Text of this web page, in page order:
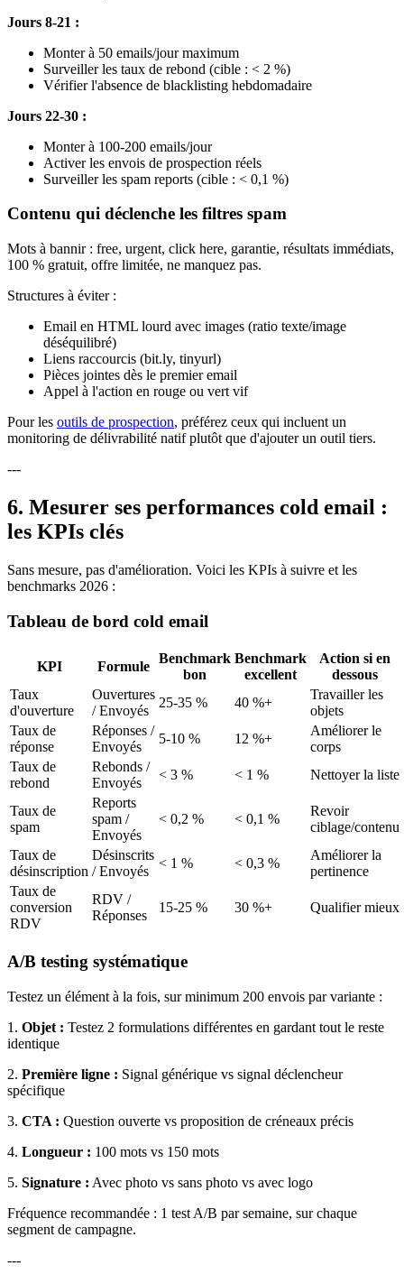
Jours 8-21 :
Monter à 50 emails/jour maximum
Surveiller les taux de rebond (cible : < 2 %)
Vérifier l'absence de blacklisting hebdomadaire
Jours 22-30 :
Monter à 100-200 emails/jour
Activer les envois de prospection réels
Surveiller les spam reports (cible : < 0,1 %)
Contenu qui déclenche les filtres spam
Mots à bannir : free, urgent, click here, garantie, résultats immédiats,
100 % gratuit, offre limitée, ne manquez pas.
Structures à éviter :
Email en HTML lourd avec images (ratio texte/image
déséquilibré)
Liens raccourcis (bit.ly, tinyurl)
Pièces jointes dès le premier email
Appel à l'action en rouge ou vert vif
Pour les outils de prospection, préférez ceux qui incluent un
monitoring de délivrabilité natif plutôt que d'ajouter un outil tiers.
---
6. Mesurer ses performances cold email :
les KPIs clés
Sans mesure, pas d'amélioration. Voici les KPIs à suivre et les
benchmarks 2026 :
Tableau de bord cold email
KPI Formule
Benchmark
bon
Benchmark
excellent
Action si en
dessous
Taux
d'ouverture
Ouvertures
/ Envoyés
25-35 % 40 %+
Travailler les
objets
Taux de
réponse
Réponses /
Envoyés
5-10 % 12 %+
Améliorer le
corps
Taux de
rebond
Rebonds /
Envoyés
< 3 % < 1 % Nettoyer la liste
Taux de
spam
Reports
spam /
Envoyés
< 0,2 % < 0,1 %
Revoir
ciblage/contenu
Taux de
désinscription
Désinscrits
/ Envoyés
< 1 % < 0,3 %
Améliorer la
pertinence
Taux de
conversion
RDV
RDV /
Réponses
15-25 % 30 %+ Qualifier mieux
A/B testing systématique
Testez un élément à la fois, sur minimum 200 envois par variante :
1. Objet : Testez 2 formulations différentes en gardant tout le reste
identique
2. Première ligne : Signal générique vs signal déclencheur
spécifique
3. CTA : Question ouverte vs proposition de créneaux précis
4. Longueur : 100 mots vs 150 mots
5. Signature : Avec photo vs sans photo vs avec logo
Fréquence recommandée : 1 test A/B par semaine, sur chaque
segment de campagne.
---